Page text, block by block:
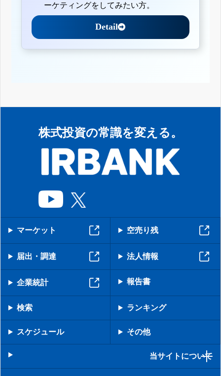
ーケティングをしてみたい方。
Detail
株式投資の常識を変える。
マーケット 空売り残
届出・調達 法人情報
企業統計 報告書
検索 ランキング
スケジュール その他
当サイトについて